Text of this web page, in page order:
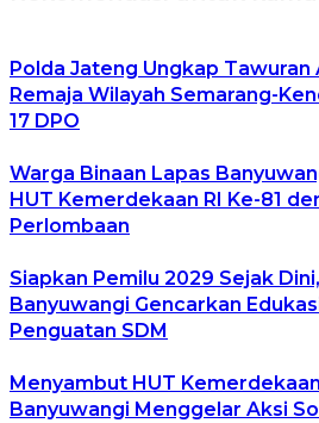
Polda Jateng Ungkap
Remaja Wilayah Semarang-
17 DPO
Warga Binaan Lapas
HUT Kemerdekaan RI Ke-81
Perlombaan
Siapkan Pemilu 2029 Sejak
Banyuwangi Gencarkan
Penguatan SDM
Menyambut HUT
Banyuwangi Menggelar Aksi